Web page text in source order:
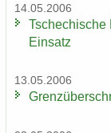
14.05.2006
Tsche­chi­sche
Ein­satz
13.05.2006